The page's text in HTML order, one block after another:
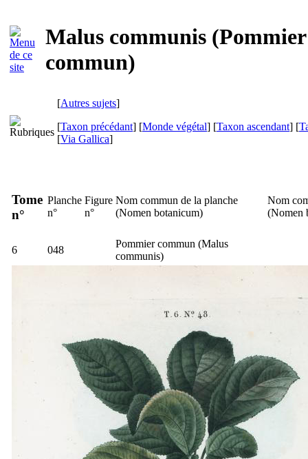
Malus communis (Pommier
commun)
[Autres sujets]
[Taxon précédant] [Monde végétal] [Taxon ascendant] [
[Via Gallica]
Tome
n°
Planche
n°
Figure
n°
Nom commun de la planche
(Nomen botanicum)
Nom
(Nomen
6 048
Pommier commun (Malus
communis)